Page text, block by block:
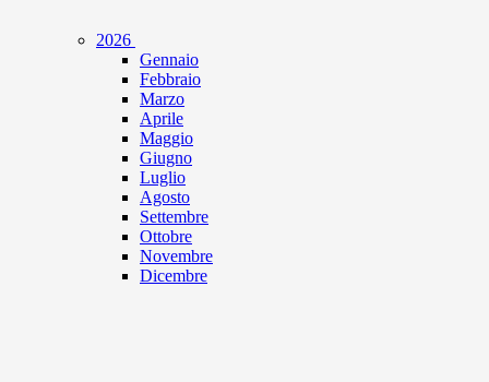
2026
Gennaio
Febbraio
Marzo
Aprile
Maggio
Giugno
Luglio
Agosto
Settembre
Ottobre
Novembre
Dicembre